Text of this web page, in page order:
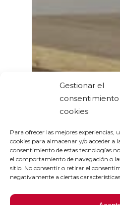
Gestionar el
consentimiento
cookies
Para ofrecer las mejores
cookies para almacenar y/o acceder a
consentimiento de estas tecnologías
el comportamiento de navegación o
sitio. No consentir o retirar el
negativamente a ciertas